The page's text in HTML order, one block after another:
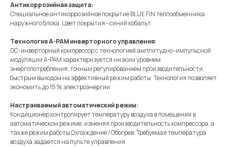
Антикоррозийная защита:
Специальное антикоррозийное покрытие BLUE FIN теплообменника
наружного блока. Цвет покрытия - синий кобальт.
Технология A-PAM инверторного управления:
DC-инверторный компрессор с технологией амплитудно–импульсной
модуляции A-PAM характеризуется низким уровнем
энергопотребления, точным регулированием производительности,
быстрым выходом на эффективный режим работы. Технология позволяет
экономить до 15 % электроэнергии.
Настраиваемый автоматический режим:
Кондиционер контролирует температуру воздуха в помещении в
автоматическом режиме, изменяя производительность компрессора, а
также режим работы Охлаждение / Обогрев. Требуемая температура
воздуха задается на пульте управления.